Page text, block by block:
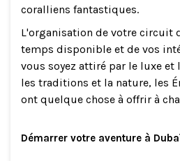
coralliens fantastiques.
L'organisation de votre circuit
temps disponible et de vos
vous soyez attiré par le luxe
les traditions et la nature, les
ont quelque chose à offrir à
Démarrer votre aventure à